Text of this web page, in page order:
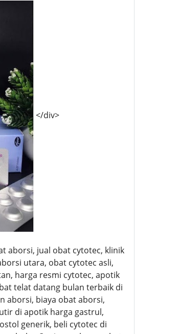
</div>
aborsi, jual obat cytotec, klinik
utara, obat cytotec asli,
harga resmi cytotec, apotik
telat datang bulan terbaik di
aborsi, biaya obat aborsi,
di apotik harga gastrul,
generik, beli cytotec di